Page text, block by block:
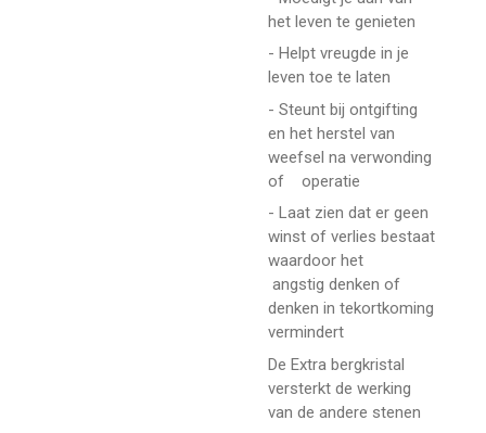
het leven te genieten
- Helpt vreugde in je
leven toe te laten
- Steunt bij ontgifting
en het herstel van
weefsel na verwonding
of operatie
- Laat zien dat er geen
winst of verlies bestaat
waardoor het
angstig denken of
denken in tekortkoming
vermindert
De Extra bergkristal
versterkt de werking
van de andere stenen